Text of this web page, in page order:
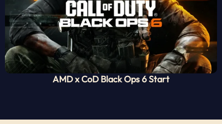
AMD x CoD Black Ops 6 Start